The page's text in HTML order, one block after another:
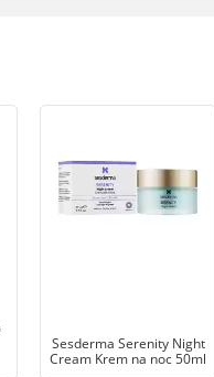
Sesderma Serenity Night
Cream Krem na noc 50ml